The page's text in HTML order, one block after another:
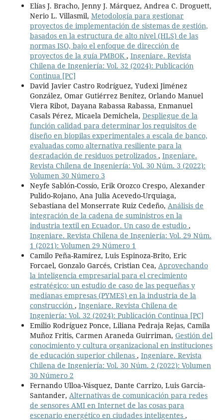
Elías J. Bracho, Jenny J. Márquez, Andrea C. Droguett,
Nerio L. Villasmil, Metodología para gestionar
proyectos de implementación de sistemas de gestión,
basados en la estructura de alto nivel (HLS) de las
normas ISO, bajo el enfoque de dirección de
proyectos de la guía PMBOK , Ingeniare. Revista
Chilena de Ingeniería: Vol. 32 (2024): Publicación
Continua [PC]
David Javier Castro Rodríguez, Yudexi Jiménez
González, Omar Gutiérrez Benítez, Orlando Manuel
Viera Ribot, Dayana Rabassa Rabassa, Enmanuel
Casals Pérez, Micaela Demichela, Despliegue de la
función calidad para determinar los requisitos de
diseño en biopilas experimentales a escala de banco,
evaluadas como alternativa resiliente para la
degradación de residuos petrolizados , Ingeniare.
Revista Chilena de Ingeniería: Vol. 30 Núm. 3 (2022):
Volumen 30 Número 3
Neyfe Sablón-Cossío, Erik Orozco Crespo, Alexander
Pulido-Rojano, Ana Julia Acevedo-Urquiaga,
Sebastiana del Monserrate Ruiz Cedeño, Análisis de
integración de la cadena de suministros en la
industria textil en Ecuador. Un caso de estudio ,
Ingeniare. Revista Chilena de Ingeniería: Vol. 29 Núm.
1 (2021): Volumen 29 Número 1
Camilo Peña-Ramírez, Luis Espinoza-Brito, Eric
Forcael, Gonzalo Garcés, Cristian Cea, Aprovechando
la inteligencia empresarial para el crecimiento
estratégico: un estudio de caso de las pequeñas y
medianas empresas (PYMES) en la industria de la
construcción , Ingeniare. Revista Chilena de
Ingeniería: Vol. 32 (2024): Publicación Continua [PC]
Emilio Rodríguez Ponce, Liliana Pedraja Rejas, Camila
Muñoz Fritis, Carmen Araneda Guirriman, Gestión del
conocimiento y cultura organizacional en instituciones
de educación superior chilenas , Ingeniare. Revista
Chilena de Ingeniería: Vol. 30 Núm. 2 (2022): Volumen
30 Número 2
Fernando Ulloa-Vásquez, Dante Carrizo, Luis García-
Santander, Alternativas de comunicación para redes
de sensores AMI en Internet de las cosas para
escenario energético en ciudades inteligentes ,